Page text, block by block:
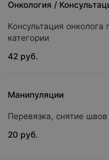
Онкология /
Консультация
категории
42 руб.
Манипуляции
Перевязка, снятие
20 руб.